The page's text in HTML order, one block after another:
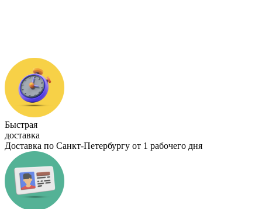
Быстрая
доставка
Доставка по Санкт-Петербургу от 1 рабочего дня